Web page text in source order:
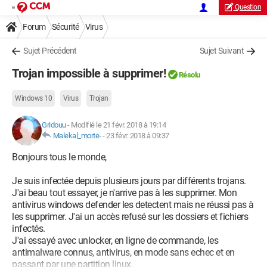
Question
Forum Sécurité Virus
Sujet Précédent Sujet Suivant
Trojan impossible à supprimer! Résolu
Windows 10 Virus Trojan
Gridouu- Modifié le 21 févr. 2018 à 19:14
Malekal_morte--23 févr. 2018 à 09:37
Bonjours tous le monde,
Je suis infectée depuis plusieurs jours par différents trojans.
J'ai beau tout essayer, je n'arrive pas à les supprimer. Mon
antivirus windows defender les detectent mais ne réussi pas à
les supprimer. J'ai un accès refusé sur les dossiers et fichiers
infectés.
J'ai essayé avec unlocker, en ligne de commande, les
antimalware connus, antivirus, en mode sans echec et en
passant par une partition linux.